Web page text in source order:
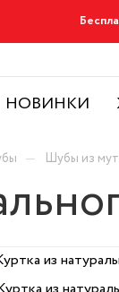
НОВИНКИ
— Шубы из